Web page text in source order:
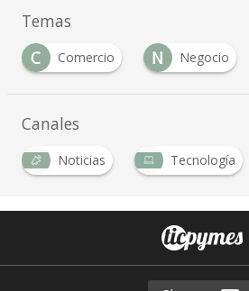
Temas
C
Comercio N Negocio
Canales
Noticias Tecnología